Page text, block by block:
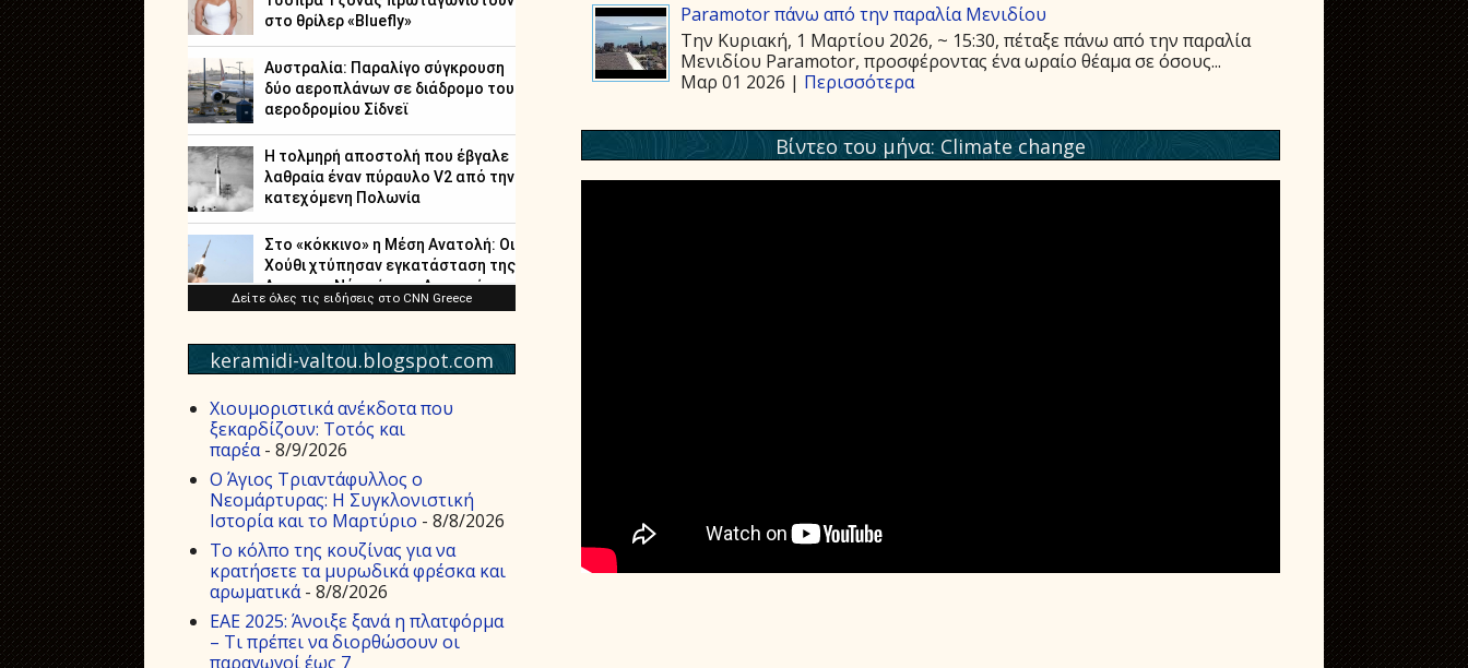
Paramotor πάνω από την παραλία Μενιδίου
Την Κυριακή, 1 Μαρτίου 2026, ~ 15:30, πέταξε πάνω από την παραλία
Μενιδίου Paramotor, προσφέροντας ένα ωραίο θέαμα σε όσους...
Μαρ 01 2026 | Περισσότερα
Βίντεο του μήνα: Climate change
keramidi-valtou.blogspot.com
Χιουμοριστικά ανέκδοτα που
ξεκαρδίζουν: Τοτός και
παρέα- 8/9/2026
Ο Άγιος Τριαντάφυλλος ο
Νεομάρτυρας: Η Συγκλονιστική
Ιστορία και το Μαρτύριο - 8/8/2026
Το κόλπο της κουζίνας για να
κρατήσετε τα μυρωδικά φρέσκα και
αρωματικά- 8/8/2026
ΕΑΕ 2025: Άνοιξε ξανά η πλατφόρμα
– Τι πρέπει να διορθώσουν οι
παραγωγοί έως 7